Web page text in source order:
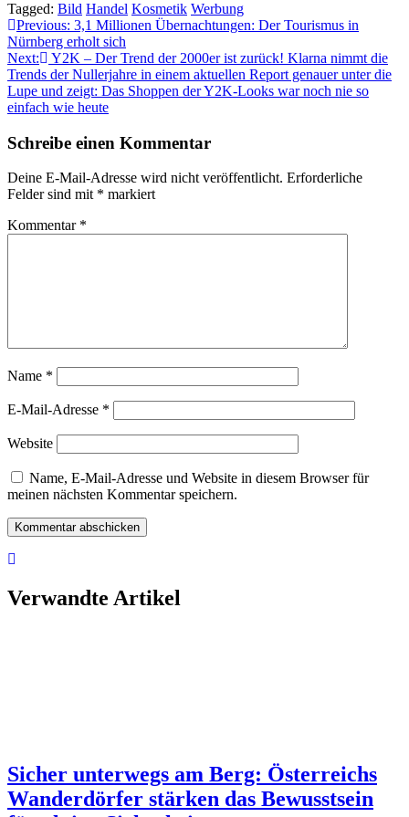
Tagged: Bild Handel Kosmetik Werbung
Beitragsnavigation
Previous: 3,1 Millionen Übernachtungen: Der Tourismus in
Nürnberg erholt sich
Next:
Y2K – Der Trend der 2000er ist zurück! Klarna nimmt die
Trends der Nullerjahre in einem aktuellen Report genauer unter die
Lupe und zeigt: Das Shoppen der Y2K-Looks war noch nie so
einfach wie heute
Schreibe einen Kommentar
Deine E-Mail-Adresse wird nicht veröffentlicht. Erforderliche
Felder sind mit * markiert
Kommentar *
Name *
E-Mail-Adresse *
Website
Name, E-Mail-Adresse und Website in diesem Browser für
meinen nächsten Kommentar speichern.
Verwandte Artikel
Sicher unterwegs am Berg: Österreichs
Wanderdörfer stärken das Bewusstsein